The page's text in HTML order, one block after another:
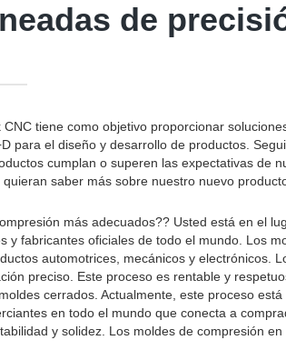
de
tiene como objetivo proporcionar
para el diseño y desarrollo de productos.
cumplan o superen las expectativas de
saber más sobre nuestro nuevo
más adecuados?? Usted está en el
y fabricantes oficiales de todo el mundo. Los
automotrices, mecánicos y electrónicos.
preciso. Este proceso es rentable y
cerrados. Actualmente, este proceso
en todo el mundo que conecta a
y solidez. Los moldes de compresión